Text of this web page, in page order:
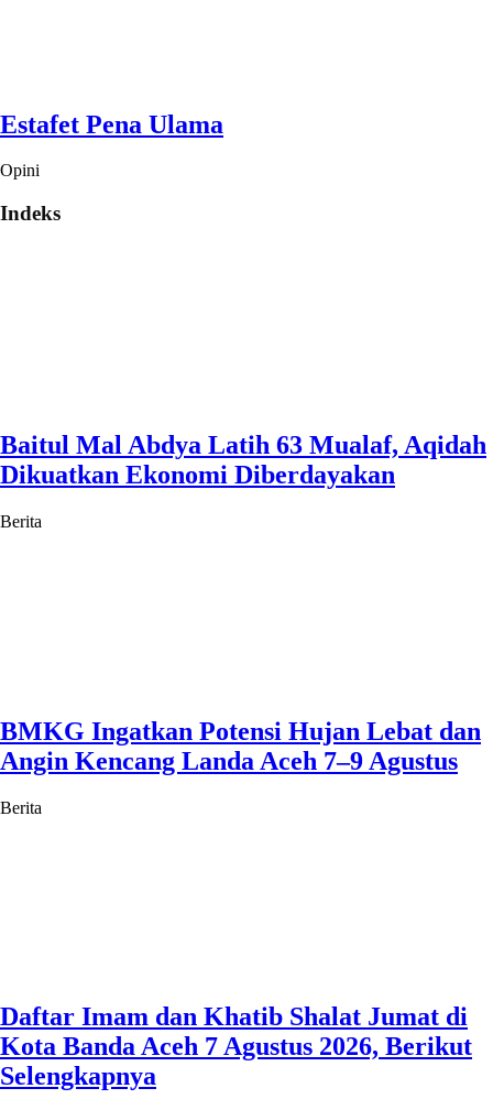
Estafet Pena Ulama
Opini
Indeks
Baitul Mal Abdya Latih 63 Mualaf, Aqidah
Dikuatkan Ekonomi Diberdayakan
Berita
BMKG Ingatkan Potensi Hujan Lebat dan
Angin Kencang Landa Aceh 7–9 Agustus
Berita
Daftar Imam dan Khatib Shalat Jumat di
Kota Banda Aceh 7 Agustus 2026, Berikut
Selengkapnya